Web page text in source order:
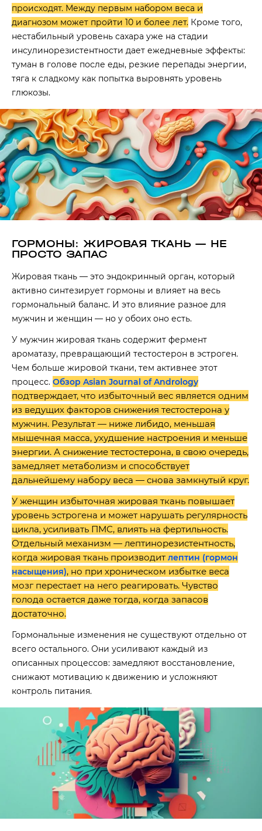
происходят. Между первым набором веса и
диагнозом может пройти 10 и более лет. Кроме того,
нестабильный уровень сахара уже на стадии
инсулинорезистентности дает ежедневные эффекты:
туман в голове после еды, резкие перепады энергии,
тяга к сладкому как попытка выровнять уровень
глюкозы.
ГОРМОНЫ: ЖИРОВАЯ ТКАНЬ — НЕ
ПРОСТО ЗАПАС
Жировая ткань — это эндокринный орган, который
активно синтезирует гормоны и влияет на весь
гормональный баланс. И это влияние разное для
мужчин и женщин — но у обоих оно есть.
У мужчин жировая ткань содержит фермент
ароматазу, превращающий тестостерон в эстроген.
Чем больше жировой ткани, тем активнее этот
процесс. Обзор Asian Journal of Andrology
подтверждает, что избыточный вес является одним
из ведущих факторов снижения тестостерона у
мужчин. Результат — ниже либидо, меньшая
мышечная масса, ухудшение настроения и меньше
энергии. А снижение тестостерона, в свою очередь,
замедляет метаболизм и способствует
дальнейшему набору веса — снова замкнутый круг.
У женщин избыточная жировая ткань повышает
уровень эстрогена и может нарушать регулярность
цикла, усиливать ПМС, влиять на фертильность.
Отдельный механизм — лептинорезистентность,
когда жировая ткань производит лептин (гормон
насыщения), но при хроническом избытке веса
мозг перестает на него реагировать. Чувство
голода остается даже тогда, когда запасов
достаточно.
Гормональные изменения не существуют отдельно от
всего остального. Они усиливают каждый из
описанных процессов: замедляют восстановление,
снижают мотивацию к движению и усложняют
контроль питания.